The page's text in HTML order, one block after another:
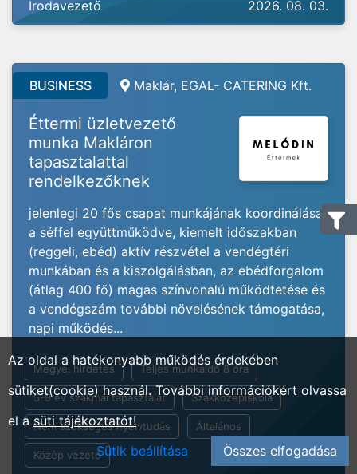
Irodavezető 2026. 08. 03.
BUSINESS Maklár, EGAL- CATERING Kft.
Éttermi üzletvezető
munka Makláron
tapasztalattal
rendelkezőknek
jelenlegi 20 fős csapat munkájának koordinálása
a séffel együttműködve, kiemelt időszakban
(reggeli, ebéd) aktív részvétel a vendégtéri
munkában és a kiszolgálásban, az ebédforgalom
(átlag 400 fő) magas színvonalú működtetése és
a vendégszám további növelésének támogatása,
napi működés...
Megyei hirdetés Teljes munkaidő 8 óra
5-9 év szakmai tapasztalat Szakközépiskola
Nem szükséges nyelvtudás Általános
Közép vezető
Az oldal a hatékonyabb működés érdekében
sütiket(cookie) használ. További információkért olvassa
el a süti tájékoztatót!
Sütik beállítása
Összes elfogadása